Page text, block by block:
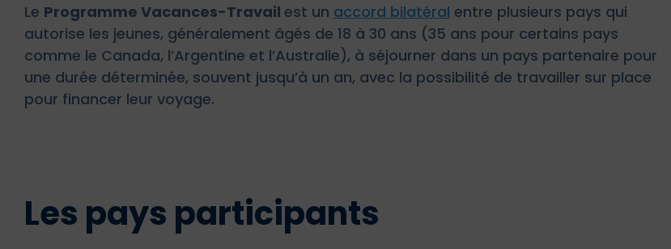
Le Programme Vacances-Travail est un accord bilatéral entre plusieurs pays qui
autorise les jeunes, généralement âgés de 18 à 30 ans (35 ans pour certains pays
comme le Canada, l’Argentine et l’Australie), à séjourner dans un pays partenaire pour
une durée déterminée, souvent jusqu’à un an, avec la possibilité de travailler sur place
pour financer leur voyage.
Les pays participants